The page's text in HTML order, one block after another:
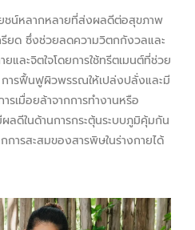
ชน์หลากหลายที่ส่งผลดีต่อสุขภาพ
รียด ซึ่งช่วยลดความวิตกกังวลและ
และจิตใจโดยการใช้ทรีตเมนต์ที่ช่วย
การฟื้นฟูผิวพรรณให้เปล่งปลั่งและมี
เมื่อยล้าจากการทำงานหรือ
ดีในด้านการกระตุ้นระบบภูมิคุ้มกัน
การสะสมของสารพิษในร่างกายได้